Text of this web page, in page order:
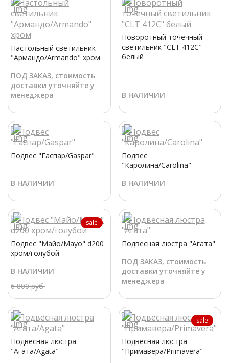
Настольный светильник
"Армандо/Armando" хром
ПОД ЗАКАЗ, стоимость
доставки уточняйте у
менеджера
Поворотный точечный
светильник "CLT 412C"
белый
В НАЛИЧИИ
Подвес "Гаспар/Gaspar"
В НАЛИЧИИ
Подвес
"Каролина/Carolina"
В НАЛИЧИИ
sale
Подвес "Майо/Mayo" d200
хром/голубой
В НАЛИЧИИ
6 800 руб.
Подвесная люстра "Агата"
ПОД ЗАКАЗ, стоимость
доставки уточняйте у
менеджера
Подвесная люстра
"Агата/Agata"
sale
Подвесная люстра
"Примавера/Primavera"